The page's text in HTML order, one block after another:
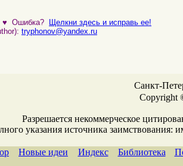
♥ Ошибка?
Щелкни здесь и исправь ее!
tryphonov@yandex.ru
Санкт-
Copyright
Разрешается некоммерческое
указания источника заимствования:
Новые идеи Индекс Библиотека